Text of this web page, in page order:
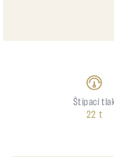
Štípací
22 t